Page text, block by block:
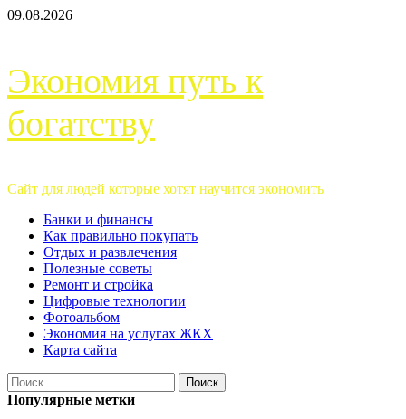
Перейти
09.08.2026
Экономия путь к
богатству
Сайт для людей которые хотят научится экономить
Основное
меню
Банки и финансы
Как правильно покупать
Отдых и развлечения
Полезные советы
Ремонт и стройка
Цифровые технологии
Фотоальбом
Экономия на услугах ЖКХ
Карта сайта
Найти:
Популярные метки